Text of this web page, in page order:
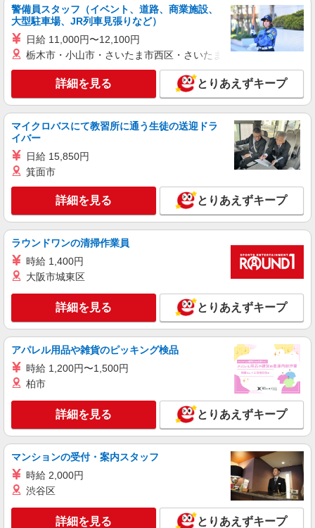
警備員スタッフ（イベント、道路、商業施設、
大型駐車場、JR列車見張りなど）
日給 11,000円〜12,100円
栃木市・小山市・さいたま市西区・さいたま市岩槻区・久喜市・
詳細を見る とりあえずキープ
マイクロバスにて教習所に通う生徒の送迎ドラ
イバー
日給 15,850円
箕面市
詳細を見る とりあえずキープ
ラウンドワンの清掃作業員
時給 1,400円
大阪市城東区
詳細を見る とりあえずキープ
アパレル用品や雑貨のピッキング検品
時給 1,200円〜1,500円
柏市
詳細を見る とりあえずキープ
マンションの受付・案内スタッフ
時給 2,000円
渋谷区
詳細を見る とりあえずキープ